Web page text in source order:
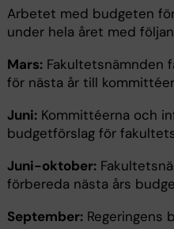
Arbetet med budgeten
under hela året med
Mars: Fakultetsnämnden
för nästa år till
Juni: Kommittéerna och
budgetförslag för
Juni-oktober:
förbereda nästa års
September: Regeringens